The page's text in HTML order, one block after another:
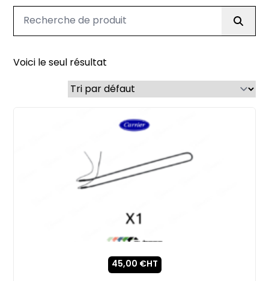
Voici le seul résultat
45,00 €HT